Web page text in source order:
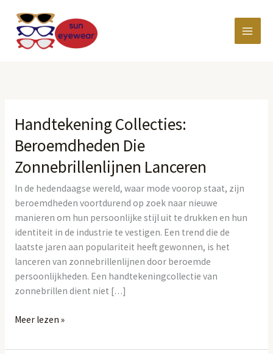
naar
inhoud
Handtekening Collecties:
Beroemdheden Die
Zonnebrillenlijnen Lanceren
In de hedendaagse wereld, waar mode voorop staat, zijn
beroemdheden voortdurend op zoek naar nieuwe
manieren om hun persoonlijke stijl uit te drukken en hun
identiteit in de industrie te vestigen. Een trend die de
laatste jaren aan populariteit heeft gewonnen, is het
lanceren van zonnebrillenlijnen door beroemde
persoonlijkheden. Een handtekeningcollectie van
zonnebrillen dient niet […]
Handtekening
Beroemdheden
Die
Lanceren
Meer lezen »